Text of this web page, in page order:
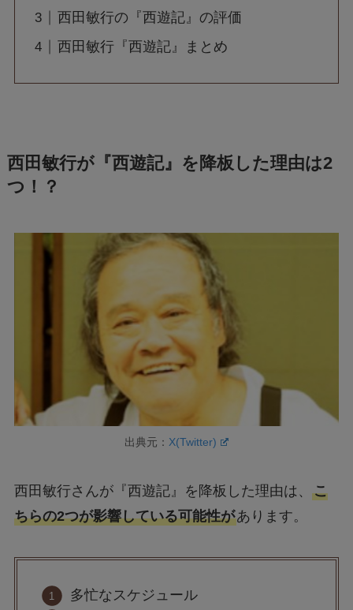
西田敏行の『西遊記』の評価
西田敏行『西遊記』まとめ
西田敏行が『西遊記』を降板した理由は2
つ！？
出典元：X(Twitter)
西田敏行さんが『西遊記』を降板した理由は、 こ
ちらの2つが影響している可能性があります。
多忙なスケジュール